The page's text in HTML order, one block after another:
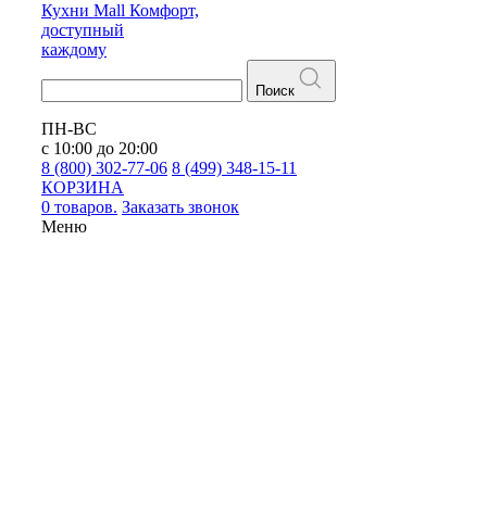
Кухни Mall Комфорт,
доступный
каждому
Поиск
ПН-ВС
с 10:00 до 20:00
8 (800) 302-77-06 8 (499) 348-15-11
КОРЗИНА
0 товаров. Заказать звонок
Меню